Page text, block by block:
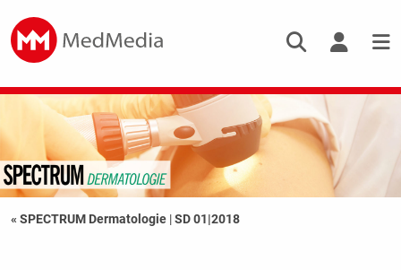
« SPECTRUM Dermatologie |SD 01|2018